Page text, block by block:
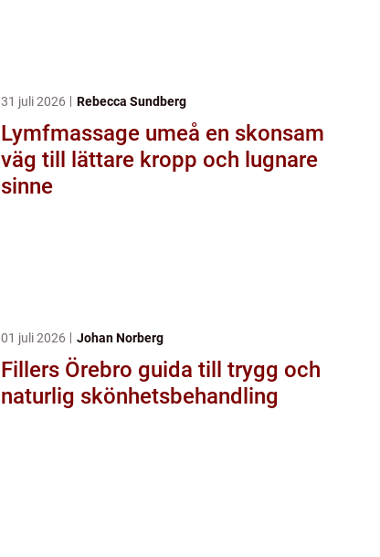
31 juli 2026 Rebecca Sundberg
Lymfmassage umeå en skonsam
väg till lättare kropp och lugnare
sinne
01 juli 2026 Johan Norberg
Fillers Örebro guida till trygg och
naturlig skönhetsbehandling